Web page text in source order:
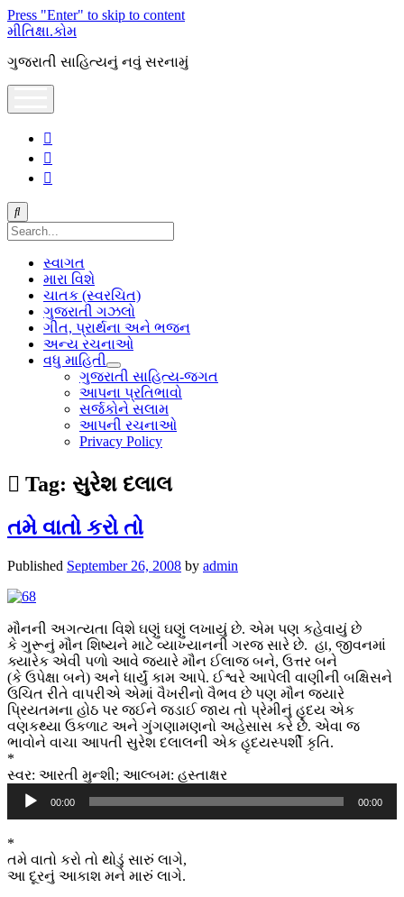
Press "Enter" to skip to content
મીતિક્ષા.કોમ
ગુજરાતી સાહિત્યનું નવું સરનામું
Search
સ્વાગત
મારા વિશે
ચાતક (સ્વરચિત)
ગુજરાતી ગઝલો
ગીત, પ્રાર્થના અને ભજન
અન્ય રચનાઓ
વધુ માહિતી
open
dropdown
menu
ગુજરાતી સાહિત્ય-જગત
આપના પ્રતિભાવો
સર્જકોને સલામ
આપની રચનાઓ
Privacy Policy
Tag: સુરેશ દલાલ
તમે વાતો કરો તો
Published September 26, 2008 by admin
મૌનની અગત્યતા વિશે ઘણું ઘણું લખાયું છે. એમ પણ કહેવાયું છે
કે ગુરૂનું મૌન શિષ્યને માટે વ્યાખ્યાનની ગરજ સારે છે. હા, જીવનમાં
ક્યારેક એવી પળો આવે જ્યારે મૌન ઈલાજ બને, ઉત્તર બને
(કે ઉપેક્ષા બને) અને ધાર્યું કામ આપે. ઈશ્વરે આપેલી વાણીની બક્ષિસને
ઉચિત રીતે વાપરીએ એમાં વૈખરીનો વૈભવ છે પણ મૌન જ્યારે
પ્રિયતમના હોઠ પર જઈને જડાઈ જાય તો પ્રેમીનું હૃદય એક
વણકથ્યા ઉકળાટ અને ગુંગણામણનો અહેસાસ કરે છે. એવા જ
ભાવોને વાચા આપતી સુરેશ દલાલની એક હૃદયસ્પર્શી કૃતિ.
*
સ્વર: આરતી મુન્શી; આલ્બમ: હસ્તાક્ષર
Audio
Player
00:00 00:00
*
તમે વાતો કરો તો થોડું સારું લાગે,
આ દૂરનું આકાશ મને મારું લાગે.